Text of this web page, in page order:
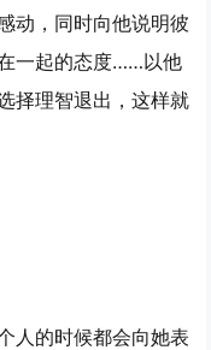
动，同时向他说明彼
一起的态度……以他
择理智退出，这样就
人的时候都会向她表